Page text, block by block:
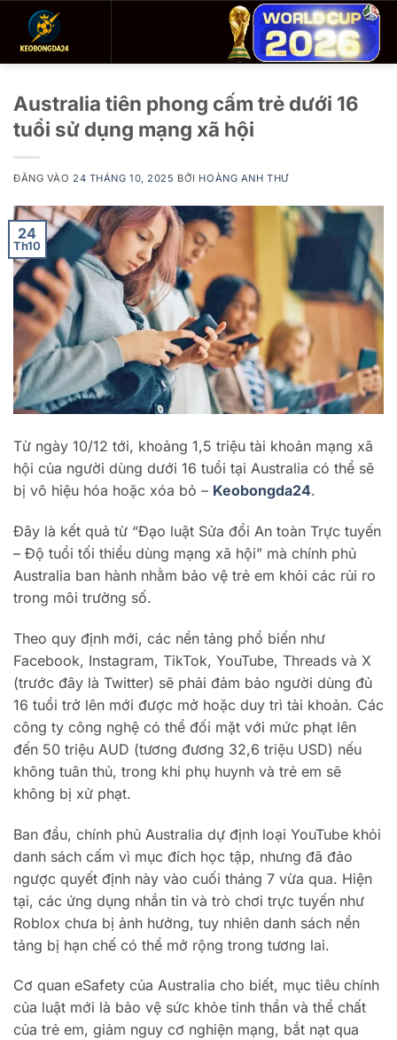
Australia tiên phong cấm trẻ dưới 16
tuổi sử dụng mạng xã hội
ĐĂNG VÀO24 THÁNG 10, 2025 BỞI HOÀNG ANH THƯ
24
Th10
Từ ngày 10/12 tới, khoảng 1,5 triệu tài khoản mạng xã
hội của người dùng dưới 16 tuổi tại Australia có thể sẽ
bị vô hiệu hóa hoặc xóa bỏ – Keobongda24.
Đây là kết quả từ “Đạo luật Sửa đổi An toàn Trực tuyến
– Độ tuổi tối thiểu dùng mạng xã hội” mà chính phủ
Australia ban hành nhằm bảo vệ trẻ em khỏi các rủi ro
trong môi trường số.
Theo quy định mới, các nền tảng phổ biến như
Facebook, Instagram, TikTok, YouTube, Threads và X
(trước đây là Twitter) sẽ phải đảm bảo người dùng đủ
16 tuổi trở lên mới được mở hoặc duy trì tài khoản. Các
công ty công nghệ có thể đối mặt với mức phạt lên
đến 50 triệu AUD (tương đương 32,6 triệu USD) nếu
không tuân thủ, trong khi phụ huynh và trẻ em sẽ
không bị xử phạt.
Ban đầu, chính phủ Australia dự định loại YouTube khỏi
danh sách cấm vì mục đích học tập, nhưng đã đảo
ngược quyết định này vào cuối tháng 7 vừa qua. Hiện
tại, các ứng dụng nhắn tin và trò chơi trực tuyến như
Roblox chưa bị ảnh hưởng, tuy nhiên danh sách nền
tảng bị hạn chế có thể mở rộng trong tương lai.
Cơ quan eSafety của Australia cho biết, mục tiêu chính
của luật mới là bảo vệ sức khỏe tinh thần và thể chất
của trẻ em, giảm nguy cơ nghiện mạng, bắt nạt qua